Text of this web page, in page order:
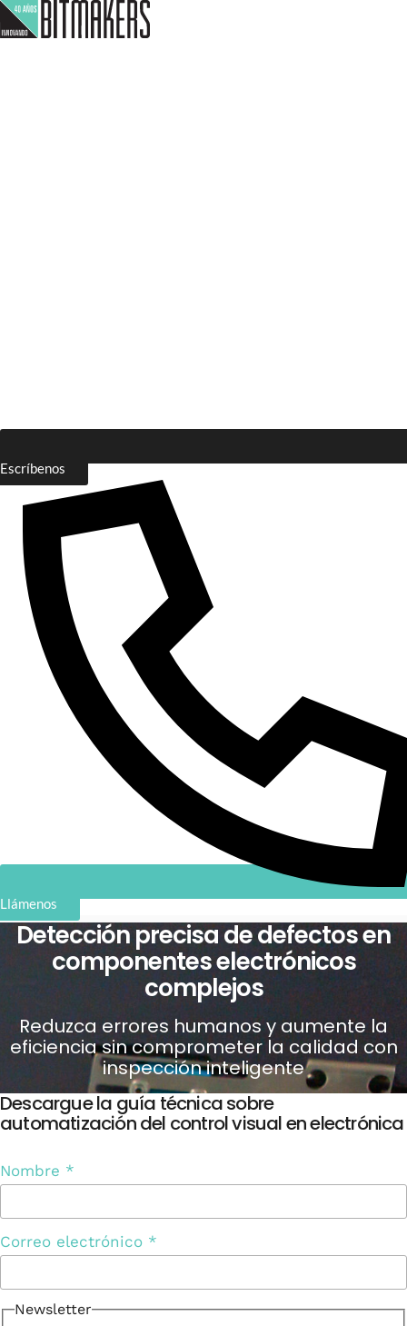
Escríbenos
Llámenos
Detección precisa de defectos en
componentes electrónicos
complejos
Reduzca errores humanos y aumente la
eficiencia sin comprometer la calidad con
inspección inteligente
Descargue la guía técnica sobre
automatización del control visual en electrónica
Nombre *
Correo electrónico *
Newsletter